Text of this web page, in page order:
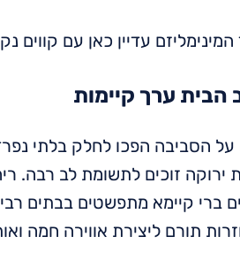
עדיין כאן עם קווים
הבית ערך קיימות
על הסביבה הפכו לחלק בלתי
ירוקה זוכים לתשומת לב רבה.
ברי קיימא מתפשטים בבתים
תורם ליצירת אווירה חמה